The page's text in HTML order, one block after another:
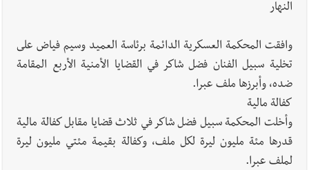
أخبار لبنان قراءات ومستجدات ومواقف في لبنان والمنطقة -
السبت 8-8-2026: لاءات إسرائيل الثلاث تضرب المسار التفاوضي
واتفاق مكة على طاولة الإقليم؟ | استهداف الجيش اللبناني يرفع
منسوب التصعيد الإسرائيلي؟ | الخيام وبنت جبيل خارج التجربة؟
أخبار لبنان
أسرار الصحف المحلية الصادرة في لبنان ليوم السبت 8-
8-2026
النهار
وافقت المحكمة العسكرية الدائمة برئاسة العميد وسيم فياض على
تخلية سبيل الفنان فضل شاكر في القضايا الأمنية الأربع المقامة
ضده، وأبرزها ملف عبرا.
كفالة مالية
وأخلت المحكمة سبيل فضل شاكر في ثلاث قضايا مقابل كفالة مالية
قدرها مئة مليون ليرة لكل ملف، وكفالة بقيمة مئتي مليون ليرة
لملف عبرا.